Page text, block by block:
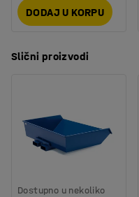
DODAJ U KORPU
Slični proizvodi
Dostupno u nekoliko